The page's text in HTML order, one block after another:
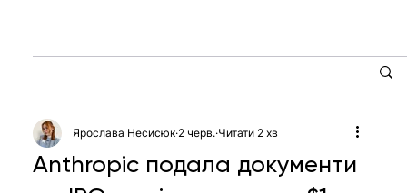
Anthropic подала документи
Ярослава Несисюк 2 черв. Читати 2 хв